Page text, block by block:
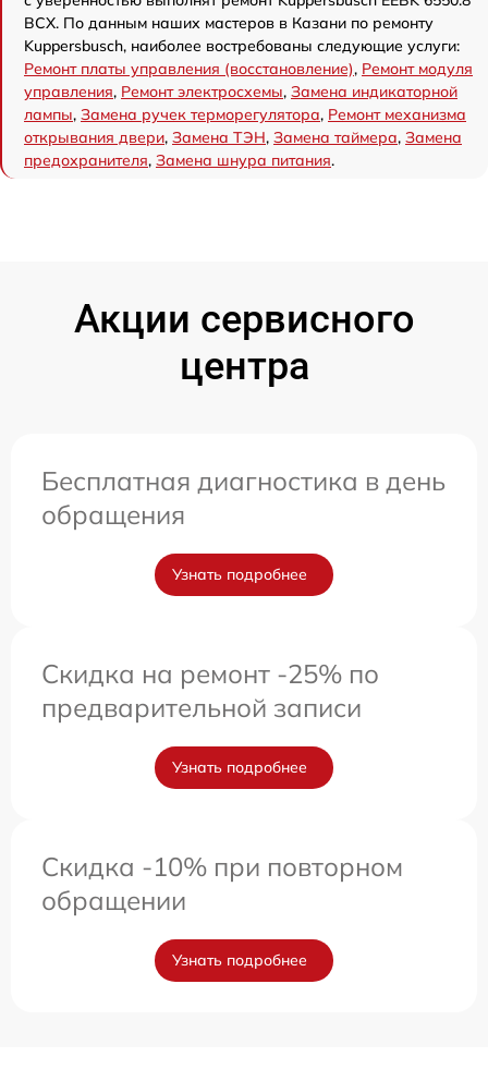
BCX. По данным наших мастеров в Казани по ремонту
Kuppersbusch, наиболее востребованы следующие услуги:
Ремонт платы управления (восстановление), Ремонт модуля
управления, Ремонт электросхемы, Замена индикаторной
лампы, Замена ручек терморегулятора, Ремонт механизма
открывания двери, Замена ТЭН, Замена таймера, Замена
предохранителя, Замена шнура питания.
Акции сервисного
центра
Бесплатная диагностика в день
обращения
Узнать подробнее
Скидка на ремонт -25% по
предварительной записи
Узнать подробнее
Скидка -10% при повторном
обращении
Узнать подробнее